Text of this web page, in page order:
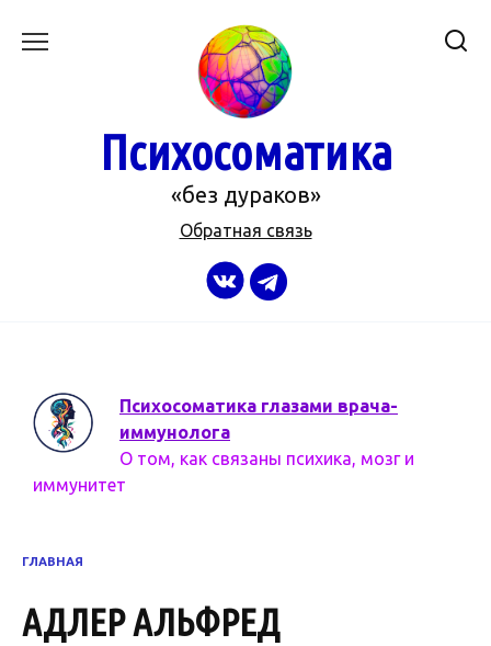
Психосоматика
«без дураков»
Обратная связь
Психосоматика глазами врача-
иммунолога
О том, как связаны психика, мозг и
иммунитет
ГЛАВНАЯ
АДЛЕР АЛЬФРЕД